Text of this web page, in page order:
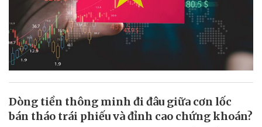
Dòng tiền thông minh đi đâu giữa cơn lốc
bán tháo trái phiếu và đỉnh cao chứng khoán?